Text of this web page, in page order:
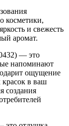
косметики,
и свежесть
аромат.
— это
напоминают
ощущение
красок в ваш
создания